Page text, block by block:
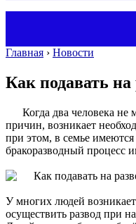
Главная › Новости
Как подавать на
Когда два человека не
причин, возникает
при этом, в семье имеются
бракоразводный процесс
У многих людей
осуществить развод при